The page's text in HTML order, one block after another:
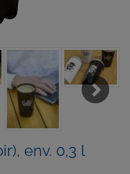
env. 0,3 l